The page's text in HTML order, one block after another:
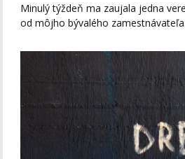
Minulý týždeň ma zaujala jedna
od môjho bývalého